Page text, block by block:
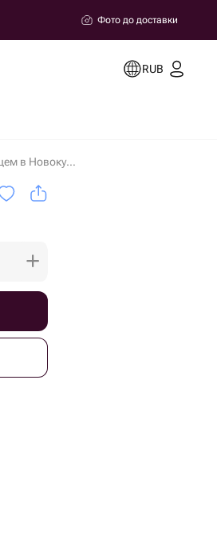
Фото до доставки
RUB
Мишка - пухляш с розовым сердцем в Новокуйбышевске